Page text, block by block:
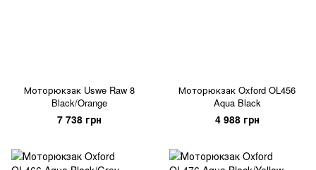
Моторюкзак Uswe Raw 8
Black/Orange
7 738 грн
Моторюкзак Oxford OL456
Aqua Black
4 988 грн